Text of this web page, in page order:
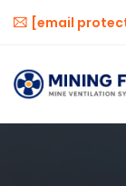
[email